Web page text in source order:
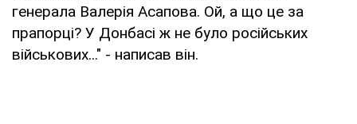
генерала Валерія Асапова. Ой, а що це за
прапорці? У Донбасі ж не було російських
військових..." - написав він.